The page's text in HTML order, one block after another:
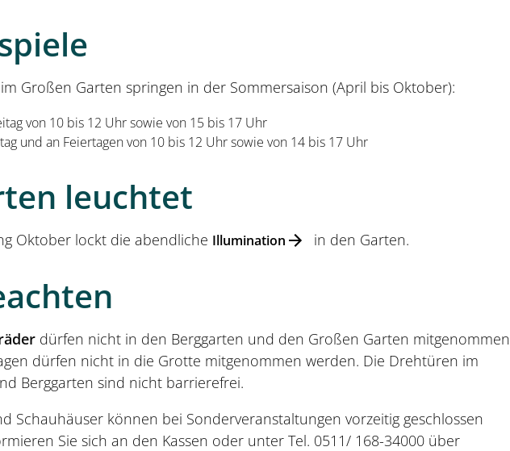
Großen Garten springen in der Sommersaison (April bis Oktober):
von 10 bis 12 Uhr sowie von 15 bis 17 Uhr
und an Feiertagen von 10 bis 12 Uhr sowie von 14 bis 17 Uhr
leuchtet
Oktober lockt die abendliche Illumination in den Garten.
dürfen nicht in den Berggarten und den Großen Garten mitgenommen
dürfen nicht in die Grotte mitgenommen werden. Die Drehtüren im
Berggarten sind nicht barrierefrei.
Schauhäuser können bei Sonderveranstaltungen vorzeitig geschlossen
Sie sich an den Kassen oder unter Tel. 0511/ 168-34000 über